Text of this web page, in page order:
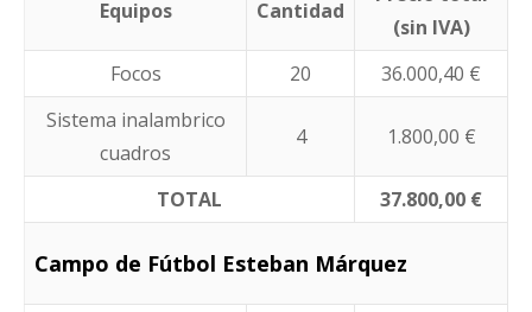
Equipos Cantidad
(sin IVA)
Focos
20
36.000,40 €
Sistema inalambrico
cuadros
4 1.800,00 €
TOTAL 37.800,00 €
Campo de Fútbol Esteban Márquez